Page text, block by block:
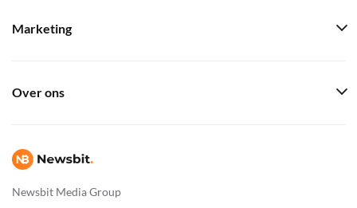
Newsbit Media Group
Marketing
Over ons